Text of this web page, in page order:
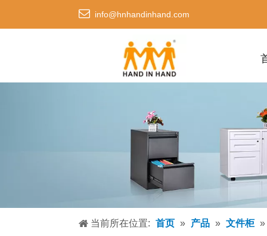
 info@hnhandinhand.com
当前所在位置: 首页 » 产品 » 文件柜 »